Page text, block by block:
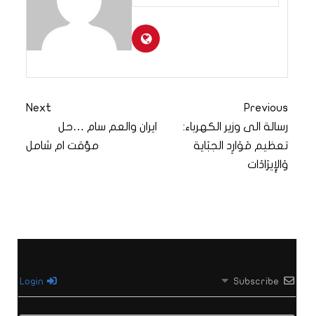
Previous
رسالة الى وزير الكهرباء:
تعظيم مَوَارِد الجبَاية
وَالإِيرَادَات
Next
ايران والعم سام …حل
مؤقت ام شامل
Subscribe